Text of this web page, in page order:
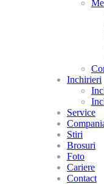
Inchirieri
Service
Stiri
Brosuri
Foto
Cariere
Contact